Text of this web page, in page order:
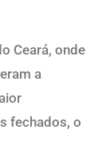
Ceará, onde
a
fechados, o